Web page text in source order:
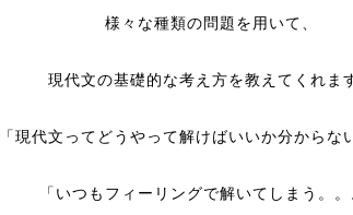
様々な種類の問題を用いて、
現代文の基礎的な考え方を教えてくれま
「現代文ってどうやって解けばいいか分からな
「いつもフィーリングで解いてしまう。。